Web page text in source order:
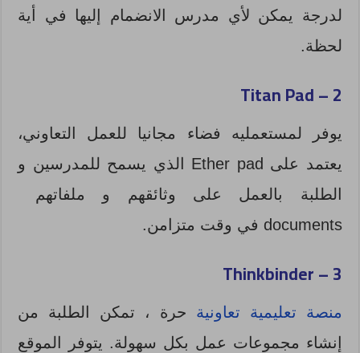
لدرجة يمكن لأي مدرس الانضمام إليها في أية
لحظة.
2 –
Titan Pad
يوفر لمستعمليه فضاء مجانيا للعمل التعاوني،
يعتمد على Ether pad الذي يسمح للمدرسين و
الطلبة بالعمل على وثائقهم و ملفاتهم
documents في وقت متزامن.
3 –
Thinkbinder
منصة تعليمية تعاونية حرة ، تمكن الطلبة من
إنشاء مجموعات عمل بكل سهولة. يتوفر الموقع